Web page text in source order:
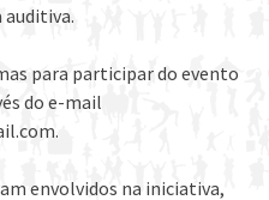
auditiva.
para participar do evento
do e-mail
envolvidos na iniciativa,